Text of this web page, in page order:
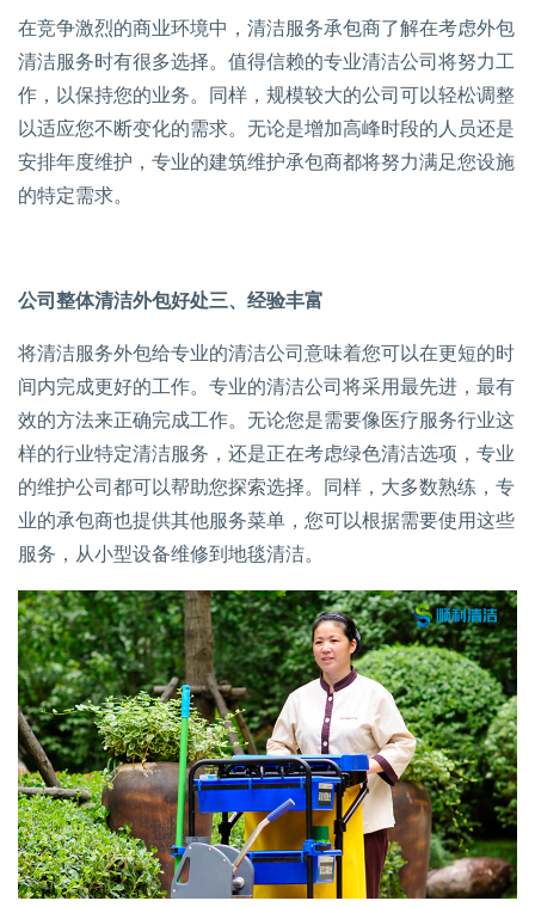
在竞争激烈的商业环境中，清洁服务承包商了解在考虑外包
清洁服务时有很多选择。值得信赖的专业清洁公司将努力工
作，以保持您的业务。同样，规模较大的公司可以轻松调整
以适应您不断变化的需求。无论是增加高峰时段的人员还是
安排年度维护，专业的建筑维护承包商都将努力满足您设施
的特定需求。
公司整体清洁外包好处三、经验丰富
将清洁服务外包给专业的清洁公司意味着您可以在更短的时
间内完成更好的工作。专业的清洁公司将采用最先进，最有
效的方法来正确完成工作。无论您是需要像医疗服务行业这
样的行业特定清洁服务，还是正在考虑绿色清洁选项，专业
的维护公司都可以帮助您探索选择。同样，大多数熟练，专
业的承包商也提供其他服务菜单，您可以根据需要使用这些
服务，从小型设备维修到地毯清洁。